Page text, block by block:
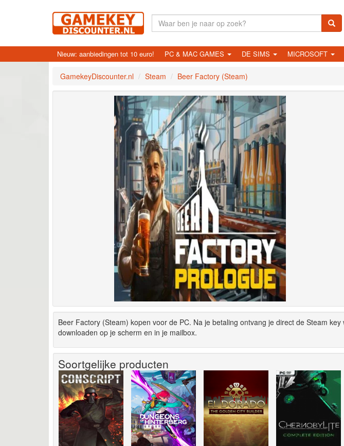
Nieuw: aanbiedingen tot 10 euro! PC & MAC GAMES DE SIMS MICROSOFT
GamekeyDiscounter.nl Steam Beer Factory (Steam)
Beer Factory (Steam) kopen voor de PC. Na je betaling ontvang je direct de Steam
downloaden op je scherm en in je mailbox.
Soortgelijke producten